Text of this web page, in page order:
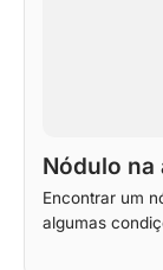
Nódulo na
Encontrar um
algumas